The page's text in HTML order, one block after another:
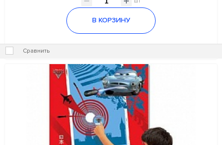
В КОРЗИНУ
Сравнить